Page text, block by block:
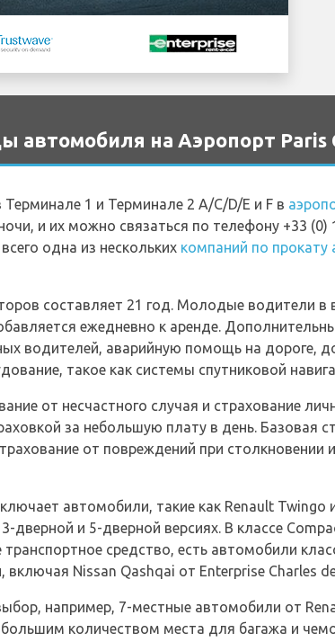
автомобиля на Аэропорт Paris
1 и Терминале 2 A/C/D/E и F в
и их можно связаться по телефону +33
одна из нескольких компаний по
составляет 21 год. Молодые водители в
ежедневно к аренде.
водителей, аварийную помощь на дороге,
такое как системы спутниковой
от несчастного случая и страхование
за небольшую плату в день. Базовая
от повреждений при столкновении
автомобили, такие как Renault Twingo
дверной и 5-дверной версиях. В классе
средство, есть автомобили
Nissan Qashqai от Enterprise Charles
например, 7-местные автомобили от
количеством места для багажа и